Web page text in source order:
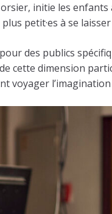
initie les enfants
petit·es à se
des publics
cette dimension
voyager